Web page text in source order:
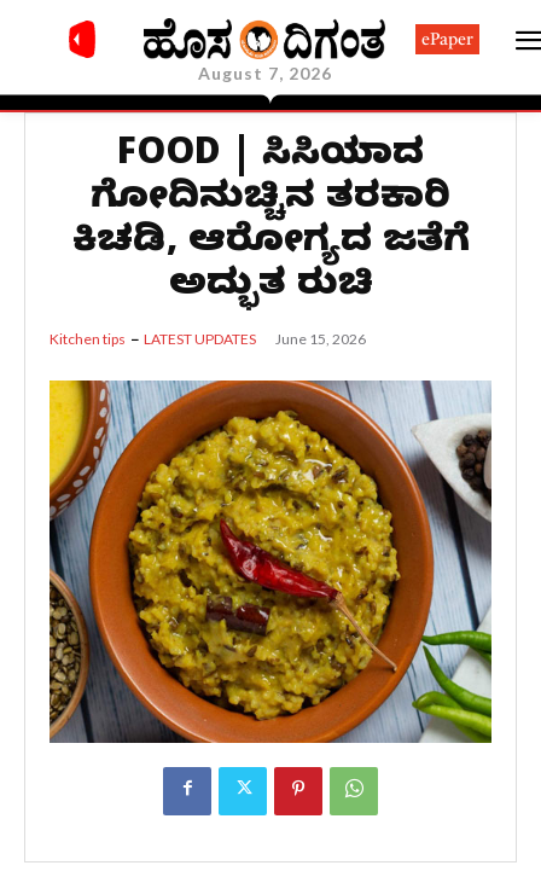
August 7, 2026
ePaper
FOOD | ಬಿಸಿಬಿಸಿಯಾದ
ಗೋದಿನುಚ್ಚಿನ ತರಕಾರಿ
ಕಿಚಡಿ, ಆರೋಗ್ಯದ ಜತೆಗೆ
ಅದ್ಭುತ ರುಚಿ
Kitchen tips LATEST UPDATES June 15, 2026